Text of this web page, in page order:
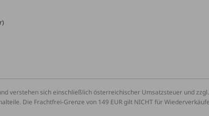
verstehen sich einschließlich österreichischer Umsatzsteuer und
Die Frachtfrei-Grenze von 149 EUR gilt NICHT für